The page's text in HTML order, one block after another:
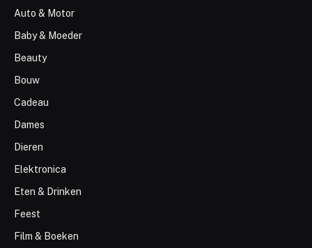
Auto & Motor
Baby & Moeder
Beauty
Bouw
Cadeau
Dames
Dieren
Elektronica
Eten & Drinken
Feest
Film & Boeken